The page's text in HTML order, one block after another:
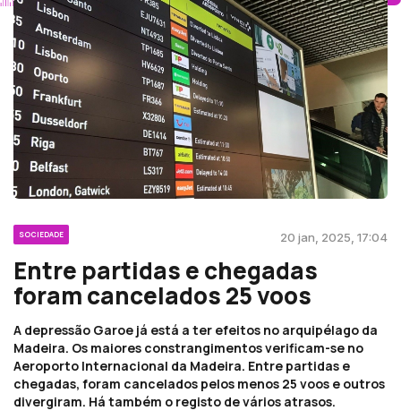
SOCIEDADE 20 jan, 2025, 17:04
Entre partidas e chegadas
foram cancelados 25 voos
A depressão Garoe já está a ter efeitos no arquipélago da
Madeira. Os maiores constrangimentos verificam-se no
Aeroporto Internacional da Madeira. Entre partidas e
chegadas, foram cancelados pelos menos 25 voos e outros
divergiram. Há também o registo de vários atrasos.